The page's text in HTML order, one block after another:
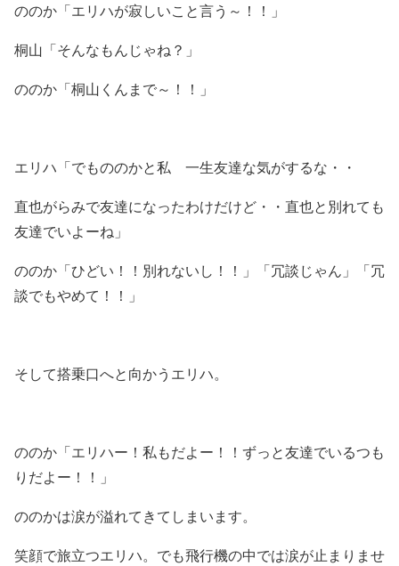
ののか「エリハが寂しいこと言う～！！」
桐山「そんなもんじゃね？」
ののか「桐山くんまで～！！」
エリハ「でもののかと私 一生友達な気がするな・・
直也がらみで友達になったわけだけど・・直也と別れても
友達でいよーね」
ののか「ひどい！！別れないし！！」「冗談じゃん」「冗
談でもやめて！！」
そして搭乗口へと向かうエリハ。
ののか「エリハー！私もだよー！！ずっと友達でいるつも
りだよー！！」
ののかは涙が溢れてきてしまいます。
笑顔で旅立つエリハ。でも飛行機の中では涙が止まりませ